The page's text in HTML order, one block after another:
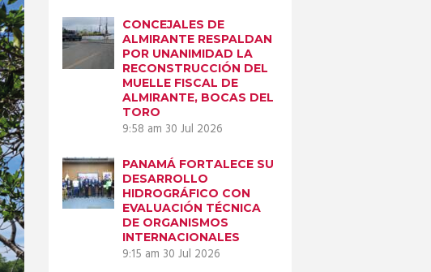
Next item
RECINTOS-
CONCEJALES DE
ALMIRANTE RESPALDAN
POR UNANIMIDAD LA
RECONSTRUCCIÓN DEL
MUELLE FISCAL DE
ALMIRANTE, BOCAS DEL
TORO
9:58 am 30 Jul 2026
PANAMÁ FORTALECE SU
DESARROLLO
HIDROGRÁFICO CON
EVALUACIÓN TÉCNICA
DE ORGANISMOS
INTERNACIONALES
9:15 am 30 Jul 2026